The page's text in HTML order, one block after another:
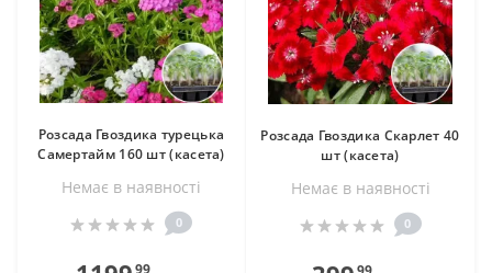
Розсада Гвоздика турецька
Самертайм 160 шт (касета)
Немає в наявностi
0
99
Розсада Гвоздика Скарлет 40
шт (касета)
Немає в наявностi
0